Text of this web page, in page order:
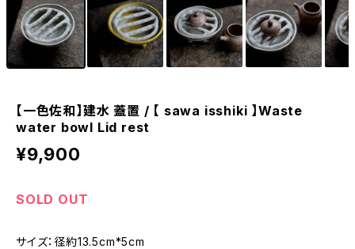
【一色佐和】建水 蓋置 / 【 sawa isshiki 】Waste
water bowl Lid rest
¥9,900
SOLD OUT
サイズ：径約13.5cm*5cm